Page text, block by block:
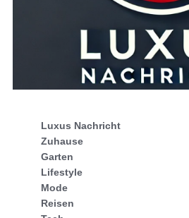
Luxus Nachricht
Zuhause
Garten
Lifestyle
Mode
Reisen